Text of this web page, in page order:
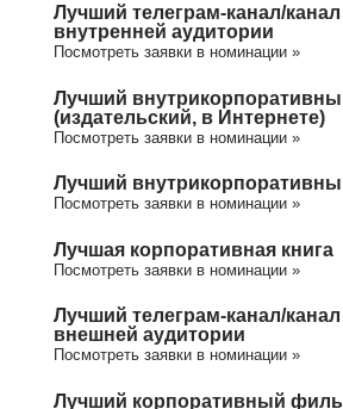
Лучший телеграм-канал/
внутренней аудитории
Посмотреть заявки в номинации »
Лучший
(издательский, в Интернете)
Посмотреть заявки в номинации »
Лучший
Посмотреть заявки в номинации »
Лучшая корпоративная книга
Посмотреть заявки в номинации »
Лучший телеграм-канал/
внешней аудитории
Посмотреть заявки в номинации »
Лучший корпоративный